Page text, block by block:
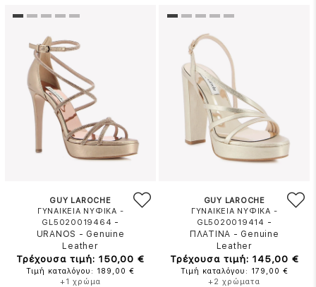
GUY LAROCHE
ΓΥΝΑΙΚΕΙΑ ΝΥΦΙΚΑ -
GL5020019464 -
URANOS - Genuine
Leather
Τρέχουσα τιμή: 150,00 €
Τιμή καταλόγου: 189,00 €
+1 χρώμα
GUY LAROCHE
ΓΥΝΑΙΚΕΙΑ ΝΥΦΙΚΑ -
GL5020019414 -
ΠΛΑΤΙΝΑ - Genuine
Leather
Τρέχουσα τιμή: 145,00 €
Τιμή καταλόγου: 179,00 €
+2 χρώματα